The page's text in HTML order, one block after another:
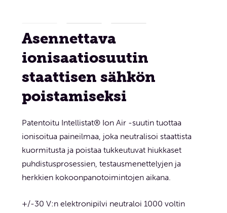
Asennettava
ionisaatiosuutin
staattisen sähkön
poistamiseksi
Patentoitu Intellistat® Ion Air -suutin tuottaa
ionisoitua paineilmaa, joka neutralisoi staattista
kuormitusta ja poistaa tukkeutuvat hiukkaset
puhdistusprosessien, testausmenettelyjen ja
herkkien kokoonpanotoimintojen aikana.
+/-30 V:n elektronipilvi neutraloi 1000 voltin